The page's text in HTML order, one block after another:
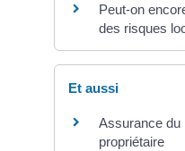
Peut-on
des risques
Et aussi
Assurance du
propriétaire